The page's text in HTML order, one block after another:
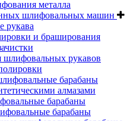
металла
шлифовальных машин
рукава
и браширования
шлифовальных рукавов
барабаны
алмазами
барабаны
барабаны